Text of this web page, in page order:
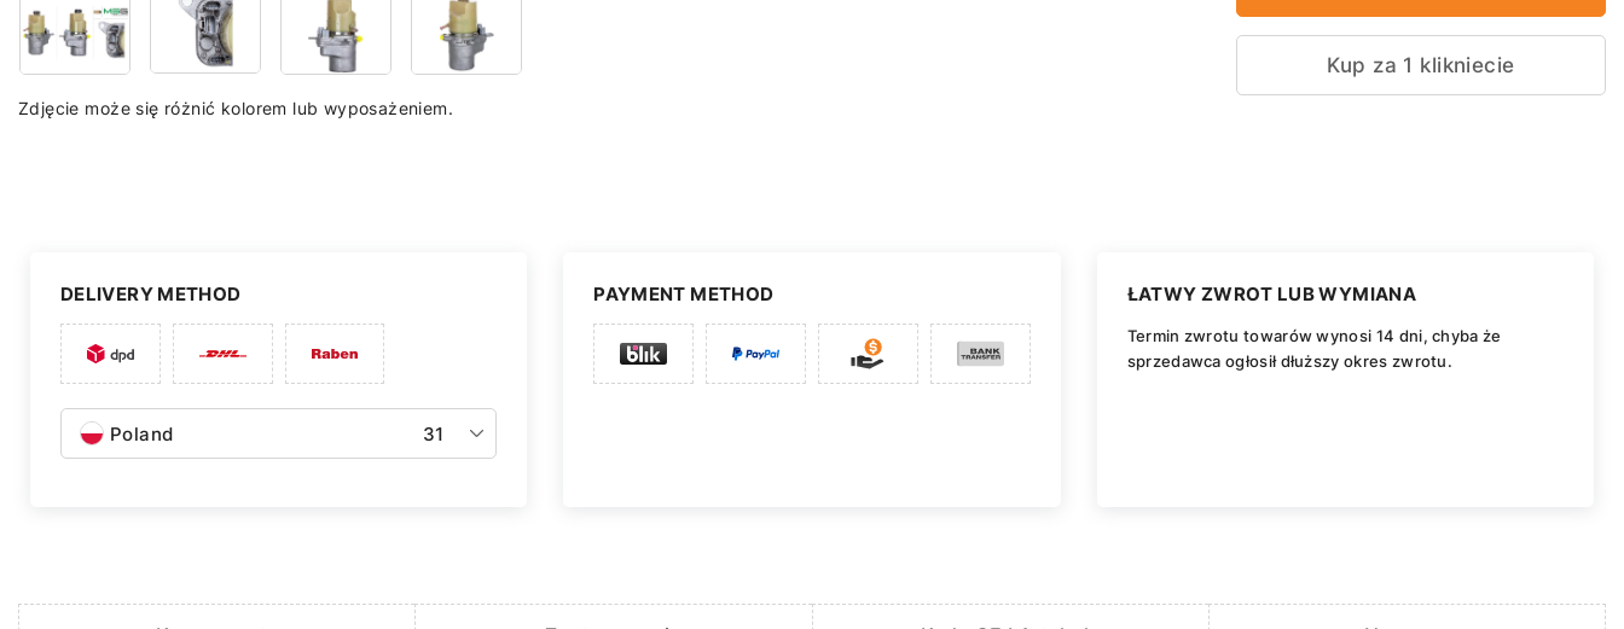
Zdjęcie może się różnić kolorem lub wyposażeniem.
Kup za 1 klikniecie
DELIVERY METHOD
Poland 31
PAYMENT METHOD ŁATWY ZWROT LUB WYMIANA
Termin zwrotu towarów wynosi 14 dni, chyba że
sprzedawca ogłosił dłuższy okres zwrotu.